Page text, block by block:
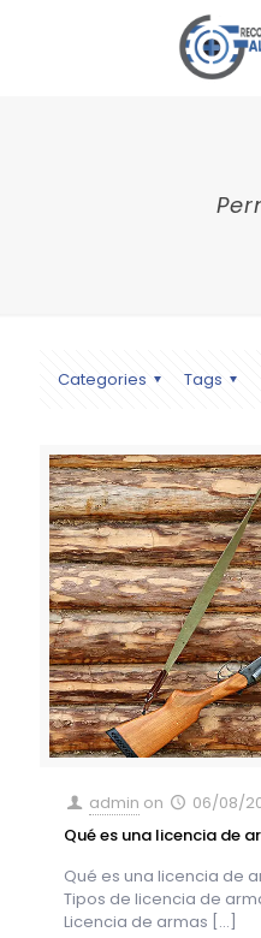
Categories Tags
admin on
06/08/
Qué es una licencia de
Qué es una licencia de
Tipos de licencia de
Licencia de armas […]